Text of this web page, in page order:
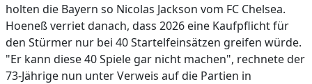
holten die Bayern so Nicolas Jackson vom FC Chelsea.
Hoeneß verriet danach, dass 2026 eine Kaufpflicht für
den Stürmer nur bei 40 Startelfeinsätzen greifen würde.
"Er kann diese 40 Spiele gar nicht machen", rechnete der
73-Jährige nun unter Verweis auf die Partien in